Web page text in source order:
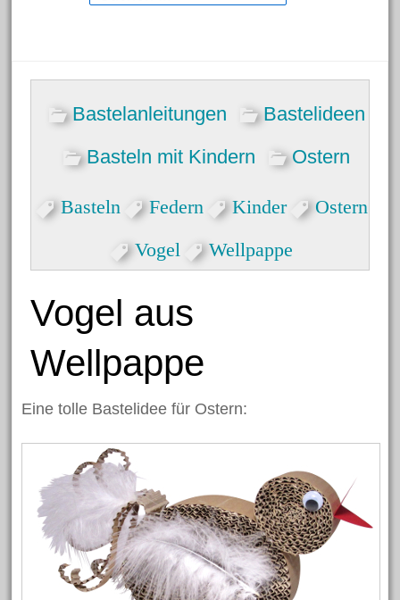
Neueste Beiträge
Blumenhänger aus
Modelliermasse
Dekorative Schmelzgranulat-
Herzlicher Keilrahmen
Grußkarte zum Valentinstag
Dekorative Eicheln zum
Hängen
Halloween Spinnen aus
Kastanien
Nikolaus Handabdruck
Schneekugel
Engelklammer
Archiv
Bastelanleitungen
Bastelideen
Basteln mit Kindern
Ostern
Basteln Federn Kinder Ostern
Vogel Wellpappe
Vogel aus
Wellpappe
Eine tolle Bastelidee für Ostern: